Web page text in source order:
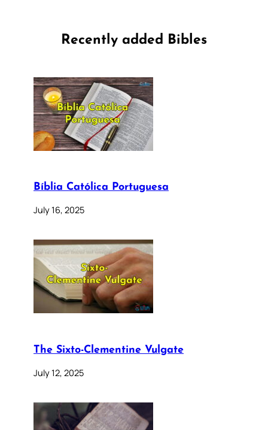
Recently added Bibles
Bíblia Católica Portuguesa
July 16, 2025
The Sixto-Clementine Vulgate
July 12, 2025